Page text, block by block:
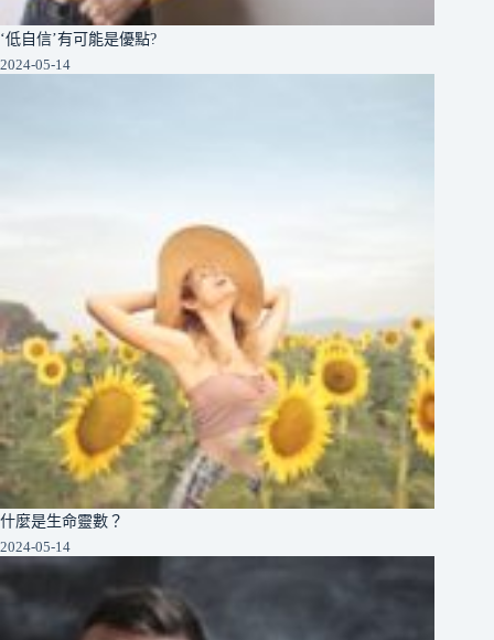
‘低自信’有可能是優點?
2024-05-14
什麼是生命靈數？
2024-05-14